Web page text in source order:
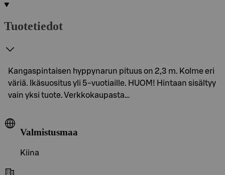
Tuotetiedot
Kangaspintaisen hyppynarun pituus on 2,3 m. Kolme eri
väriä. Ikäsuositus yli 5-vuotiaille. HUOM! Hintaan sisältyy
vain yksi tuote. Verkkokaupasta…
Valmistusmaa
Kiina